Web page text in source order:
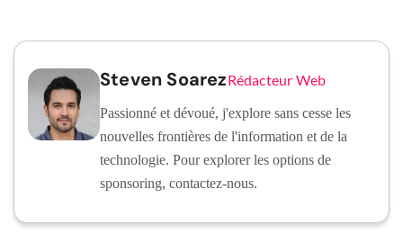
Steven SoarezRédacteur Web
Passionné et dévoué, j'explore sans cesse les
nouvelles frontières de l'information et de la
technologie. Pour explorer les options de
sponsoring, contactez-nous.